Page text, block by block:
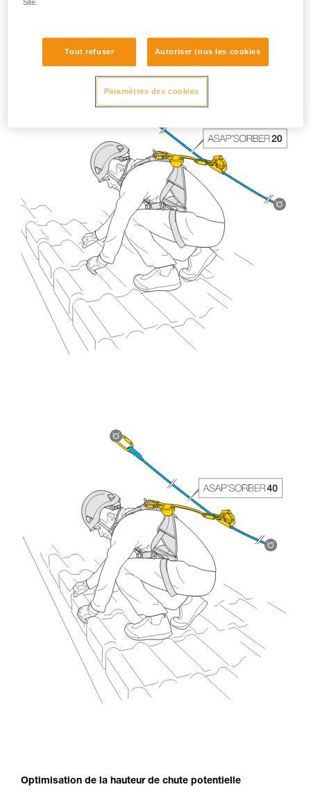
La longueur de l’ASAP’SORBER 40 offre au travailleur plus
Optimisation de la hauteur de chute potentielle
Site.
Tout refuser Autoriser tous les cookies
Paramètres des cookies